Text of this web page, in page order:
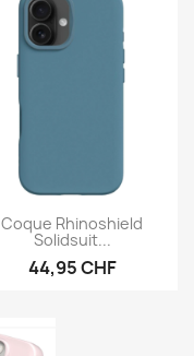
Aperçu rapide
Coque Rhinoshield
Solidsuit...
44,95 CHF